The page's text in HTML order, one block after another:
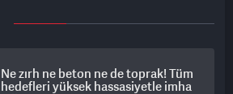
Ne zırh ne beton ne de toprak! Tüm
hedefleri yüksek hassasiyetle imha